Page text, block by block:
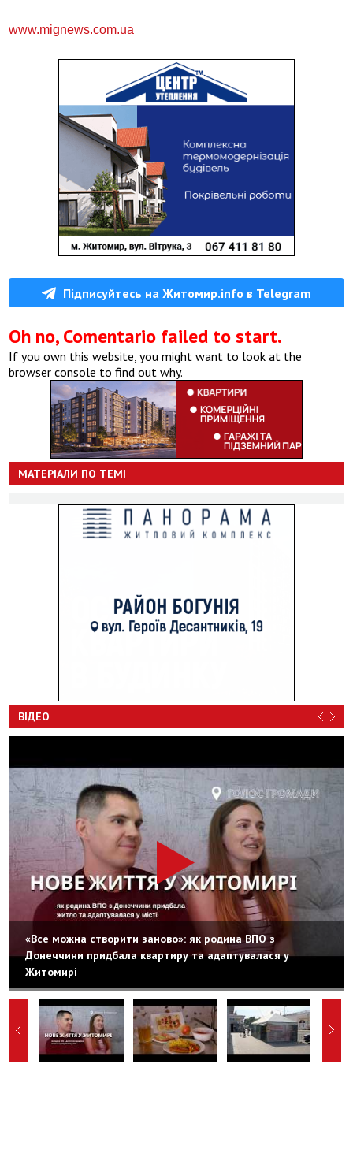
www.mignews.com.ua
Підписуйтесь на Житомир.info в Telegram
Oh no, Comentario failed to start.
If you own this website, you might want to look at the
browser console to find out why.
МАТЕРІАЛИ ПО ТЕМІ
ВІДЕО
«Все можна створити заново»: як родина ВПО з
Донеччини придбала квартиру та адаптувалася у
Житомирі